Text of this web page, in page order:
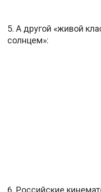
5. А другой «живой
солнцем»:
6. Российские